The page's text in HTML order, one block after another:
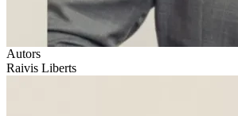
Autors
Raivis Liberts